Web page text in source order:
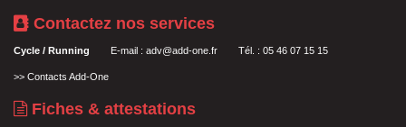
Contactez nos services
Cycle / Running E-mail : adv@add-one.fr Tél. : 05 46 07 15 15
>> Contacts Add-One
Fiches & attestations